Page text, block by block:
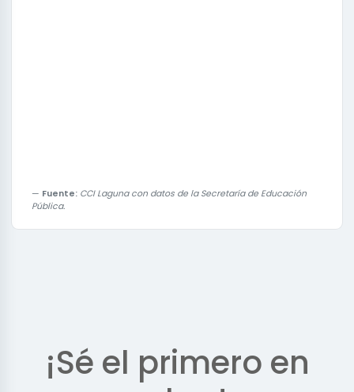
Fuente: CCI Laguna con datos de la Secretaría de Educación
Pública.
¡Sé el primero en